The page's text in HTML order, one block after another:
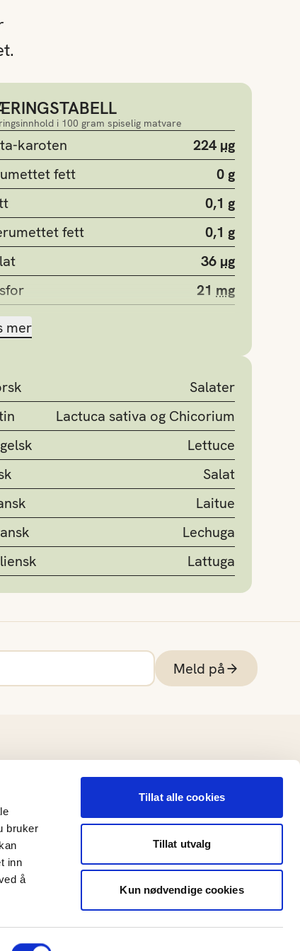
bruker
inn
å
Tillat alle cookies
Tillat utvalg
Kun nødvendige cookies
i 100 gram spiselig matvare
karoten 224 µg
fett
0 g
0,1 g
fett
0,1 g
36 µg
21 mg
mer
Salater
Lactuca sativa og Chicorium
Lettuce
Salat
Laitue
Lechuga
Lattuga
Meld på